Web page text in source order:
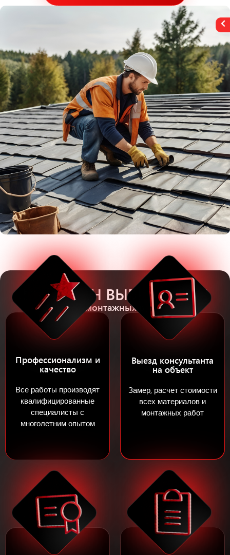
5 ПРИЧИН ВЫБРАТЬ НАС
Для монтажных работ
Профессионализм и
качество
Все работы производят
квалифицированные
специалисты с
многолетним опытом
Выезд консультанта
на объект
Замер, расчет стоимости
всех материалов и
монтажных работ